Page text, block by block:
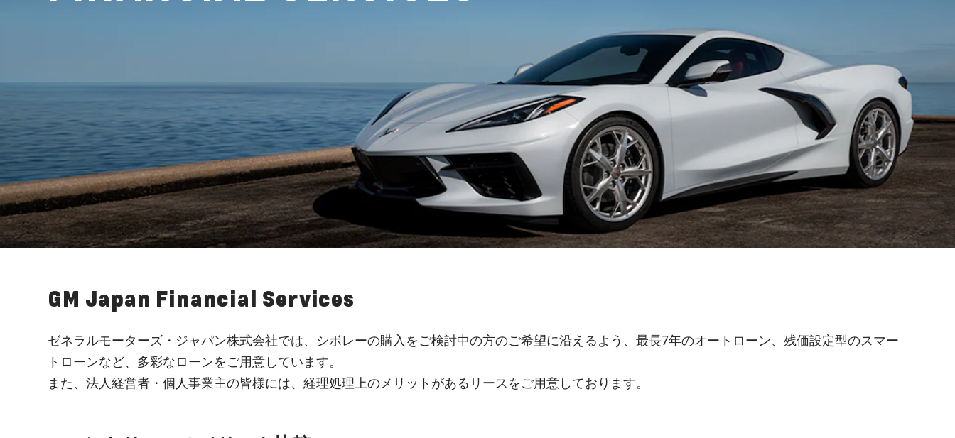
GM Japan Financial Services
ゼネラルモーターズ・ジャパン株式会社では、シボレーの購入をご検討中の方のご希望に沿えるよう、最長7年のオートローン、残価設定型のスマー
トローンなど、多彩なローンをご用意しています。
また、法人経営者・個人事業主の皆様には、経理処理上のメリットがあるリースをご用意しております。